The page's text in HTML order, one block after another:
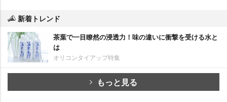
新着トレンド
茶葉で一目瞭然の浸透力！味の違いに衝撃を受ける水と
は
オリコンタイアップ特集
もっと見る